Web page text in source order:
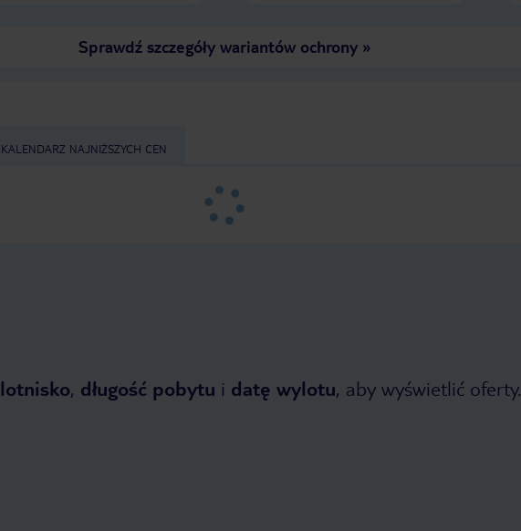
Sprawdź szczegóły wariantów ochrony»
KALENDARZ NAJNIŻSZYCH CEN
lotnisko, długość pobytu i datę wylotu, aby wyświetlić oferty.